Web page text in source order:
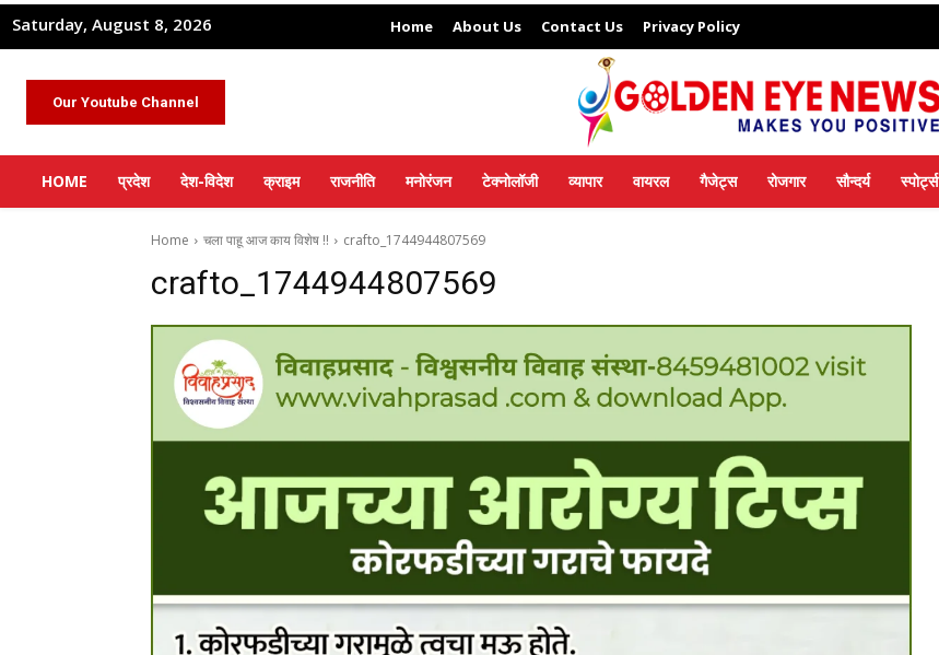
Saturday, August 8, 2026 Home About Us Contact Us Privacy Policy
Our Youtube Channel
HOME प्रदेश देश-विदेश क्राइम राजनीति मनोरंजन टेक्नोलॉजी व्यापार वायरल गैजेट्स रोजगार सौन्दर्य स्पोर्ट्स
Home चला पाहू आज काय विशेष !! crafto_1744944807569
crafto_1744944807569